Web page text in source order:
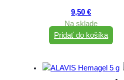
9,50€
Na sklade
Pridať do košíka